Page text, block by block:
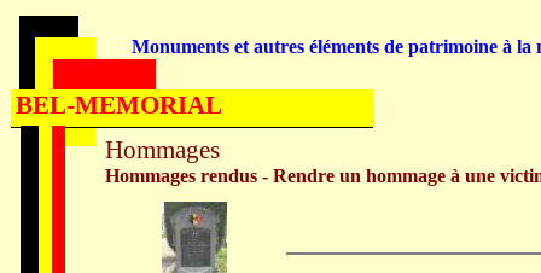
Hommages
Hommages rendus - Rendre un hommage à une
Monuments et autres éléments de patrimoine à la
BEL-MEMORIAL